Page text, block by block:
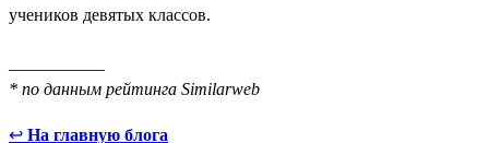
учеников девятых классов.
* по данным рейтинга Similarweb
↩ На главную блога